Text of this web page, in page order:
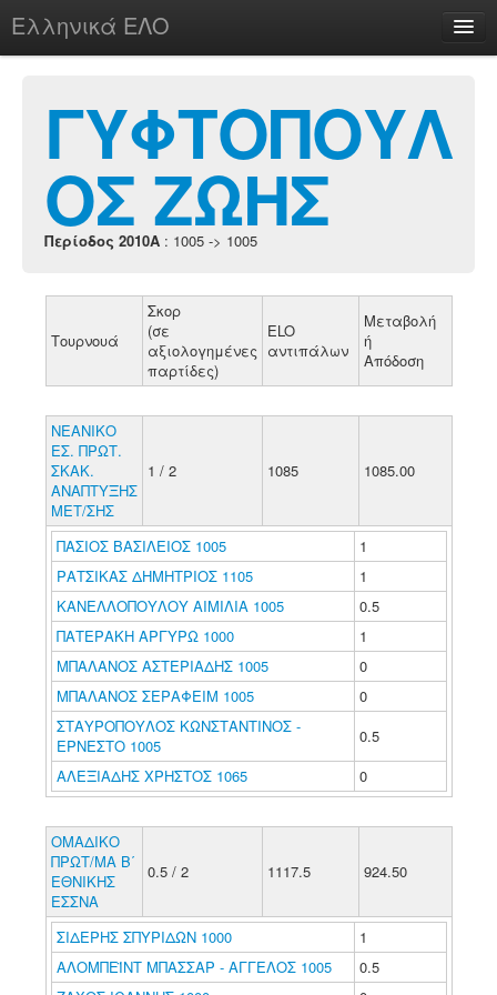
Ελληνικά ΕΛΟ
chesstu.be @ discord
Login
ΓΥΦΤΟΠΟΥΛ
ΟΣ ΖΩΗΣ
Περίοδος 2010A : 1005 -> 1005
Τουρνουά
Σκορ
(σε
αξιολογημένες
παρτίδες)
ELO
αντιπάλων
Μεταβολή
ή
Απόδοση
ΝΕΑΝΙΚΟ
ΕΣ. ΠΡΩΤ.
ΣΚΑΚ.
ΑΝΑΠΤΥΞΗΣ
ΜΕΤ/ΣΗΣ
1 / 2 1085 1085.00
ΠΑΣΙΟΣ ΒΑΣΙΛΕΙΟΣ 1005
1
ΡΑΤΣΙΚΑΣ ΔΗΜΗΤΡΙΟΣ 1105
1
ΚΑΝΕΛΛΟΠΟΥΛΟΥ ΑΙΜΙΛΙΑ 1005
0.5
ΠΑΤΕΡΑΚΗ ΑΡΓΥΡΩ 1000
1
ΜΠΑΛΑΝΟΣ ΑΣΤΕΡΙΑΔΗΣ 1005
0
ΜΠΑΛΑΝΟΣ ΣΕΡΑΦΕΙΜ 1005
0
ΣΤΑΥΡΟΠΟΥΛΟΣ ΚΩΝΣΤΑΝΤΙΝΟΣ -
ΕΡΝΕΣΤΟ 1005
0.5
ΑΛΕΞΙΑΔΗΣ ΧΡΗΣΤΟΣ 1065
0
ΟΜΑΔΙΚΟ
ΠΡΩΤ/ΜΑ Β΄
ΕΘΝΙΚΗΣ
ΕΣΣΝΑ
0.5 / 2 1117.5 924.50
ΣΙΔΕΡΗΣ ΣΠΥΡΙΔΩΝ 1000
1
ΑΛΟΜΠΕΪΝΤ ΜΠΑΣΣΑΡ - ΑΓΓΕΛΟΣ 1005
0.5